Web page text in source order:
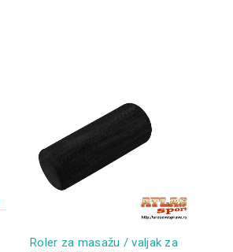
Roler za masažu / valjak za